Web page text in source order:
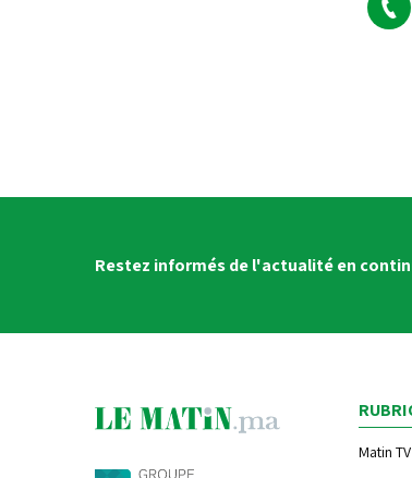
Restez informés de l'actualité en
Matin TV